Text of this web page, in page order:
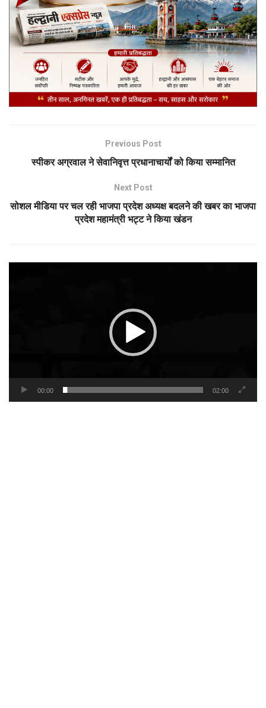
Previous Post
स्पीकर अग्रवाल ने सेवानिवृत्त प्रधानाचार्यों को किया सम्मानित
Next Post
सोशल मीडिया पर चल रही भाजपा प्रदेश अध्यक्ष बदलने की खबर का भाजपा
प्रदेश महामंत्री भट्ट ने किया खंडन
00:00 02:00